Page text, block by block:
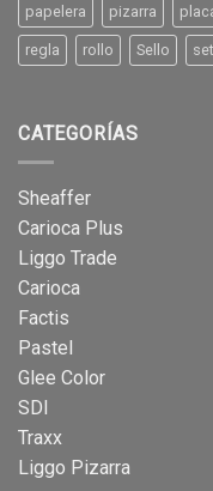
papelera pizarra
regla rollo Sello set
CATEGORÍAS
Sheaffer
Carioca Plus
Liggo Trade
Carioca
Factis
Pastel
Glee Color
SDI
Traxx
Liggo Pizarra